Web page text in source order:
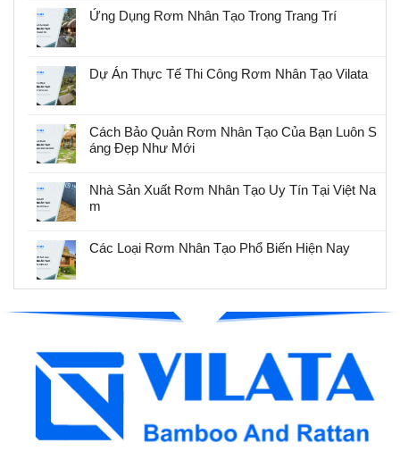
Ứng Dụng Rơm Nhân Tạo Trong Trang Trí
Dự Án Thực Tế Thi Công Rơm Nhân Tạo Vilata
Cách Bảo Quản Rơm Nhân Tạo Của Bạn Luôn S
áng Đẹp Như Mới
Nhà Sản Xuất Rơm Nhân Tạo Uy Tín Tại Việt Na
m
Các Loại Rơm Nhân Tạo Phổ Biến Hiện Nay